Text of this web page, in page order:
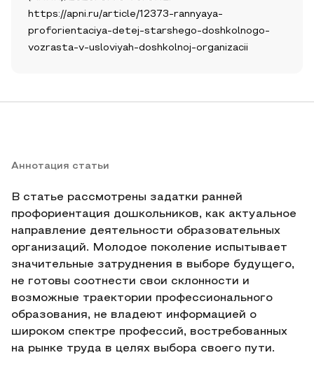
https://apni.ru/article/12373-rannyaya-
proforientaciya-detej-starshego-doshkolnogo-
vozrasta-v-usloviyah-doshkolnoj-organizacii
Аннотация статьи
В статье рассмотрены задатки ранней
профориентация дошкольников, как актуальное
направление деятельности образовательных
организаций. Молодое поколение испытывает
значительные затруднения в выборе будущего,
не готовы соотнести свои склонности и
возможные траектории профессионального
образования, не владеют информацией о
широком спектре профессий, востребованных
на рынке труда в целях выбора своего пути.